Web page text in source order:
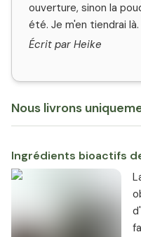
ouverture, sinon la
été. Je m'en tiendrai là.
Écrit par Heike
Nous livrons
Ingrédients bioactifs